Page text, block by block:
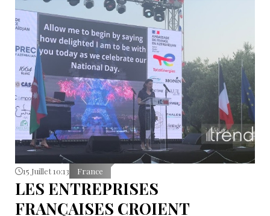
15 Juillet 10:13 France
LES ENTREPRISES
FRANÇAISES CROIENT